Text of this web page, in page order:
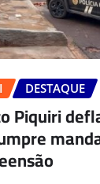
DESTAQUE
Piquiri